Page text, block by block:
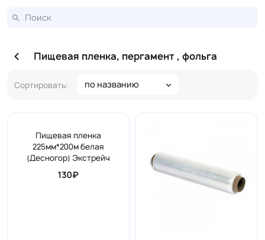
Пищевая пленка, пергамент , фольга
Сортировать: по названию
Пищевая пленка
225мм*200м белая
(Десногор) Экстрейч
130₽